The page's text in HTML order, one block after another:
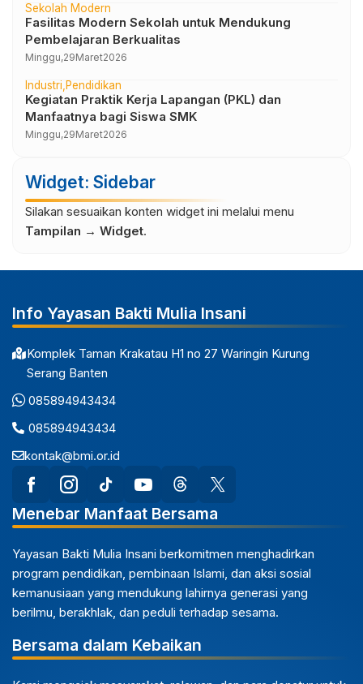
Sekolah Modern
Fasilitas Modern Sekolah untuk Mendukung
Pembelajaran Berkualitas
Minggu,29Maret2026
Industri Pendidikan
Kegiatan Praktik Kerja Lapangan (PKL) dan
Manfaatnya bagi Siswa SMK
Minggu,29Maret2026
Widget: Sidebar
Silakan sesuaikan konten widget ini melalui menu
Tampilan → Widget.
Info Yayasan Bakti Mulia Insani
Komplek Taman Krakatau H1 no 27 Waringin Kurung
Serang Banten
085894943434
085894943434
kontak@bmi.or.id
Menebar Manfaat Bersama
Yayasan Bakti Mulia Insani berkomitmen menghadirkan
program pendidikan, pembinaan Islami, dan aksi sosial
kemanusiaan yang mendukung lahirnya generasi yang
berilmu, berakhlak, dan peduli terhadap sesama.
Bersama dalam Kebaikan